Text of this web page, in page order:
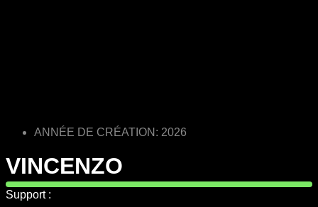
ANNÉE DE CRÉATION: 2026
VINCENZO
Support :